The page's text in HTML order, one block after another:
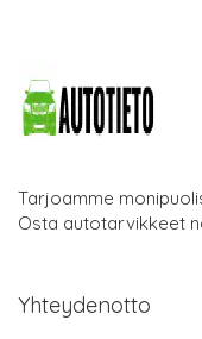
Tarjoamme
Osta autotarvikkeet
Yhteydenotto